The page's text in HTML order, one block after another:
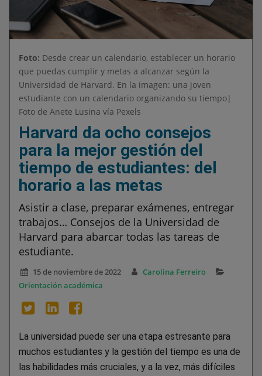
Foto: Desde crear un calendario, establecer un horario
que puedas cumplir y metas a alcanzar según la
Universidad de Harvard. En la imagen: una joven
estudiante con un calendario organizando su tiempo|
Foto de Anete Lusina vía Pexels
Harvard da ocho consejos
para la mejor gestión del
tiempo de estudiantes: del
horario a las metas
Asistir a clase, preparar exámenes, entregar
trabajos… Consejos de la Universidad de
Harvard para abarcar todas las tareas de
estudiante.
15 de noviembre de 2022
Carolina Ferreiro
Orientación académica
La universidad puede ser una etapa estresante para
muchos estudiantes y la gestión del tiempo es una de
las habilidades más cruciales, y a la vez, más difíciles